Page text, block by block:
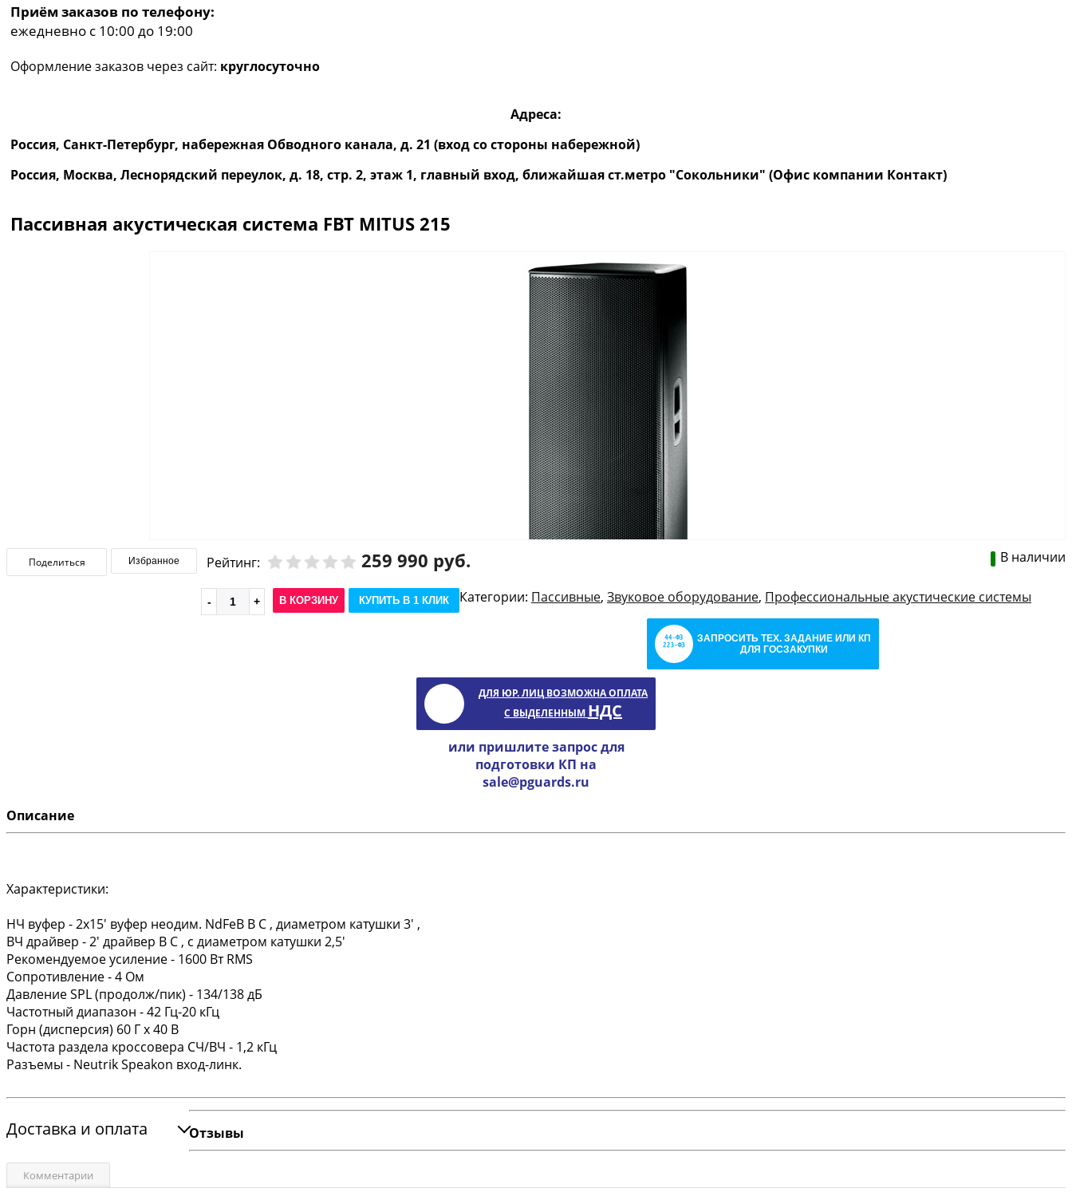
Приём заказов по телефону:
ежедневно с 10:00 до 19:00
Оформление заказов через сайт: круглосуточно
Адреса:
Россия, Санкт-Петербург, набережная Обводного канала, д. 21 (вход со стороны набережной)
Россия, Москва, Леснорядский переулок, д. 18, стр. 2, этаж 1, главный вход, ближайшая ст.метро "Сокольники" (Офис компании Контакт)
Пассивная акустическая система FBT MITUS 215
Поделиться Избранное Рейтинг: В наличии
259 990 руб.
В КОРЗИНУ КУПИТЬ В 1 КЛИК Категории: Пассивные, Звуковое оборудование, Профессиональные акустические системы
ЗАПРОСИТЬ ТЕХ. ЗАДАНИЕ ИЛИ КП
ДЛЯ ГОСЗАКУПКИ
ДЛЯ ЮР. ЛИЦ ВОЗМОЖНА ОПЛАТА
С ВЫДЕЛЕННЫМ НДС
или пришлите запрос для
подготовки КП на
sale@pguards.ru
Описание
Характеристики:
НЧ вуфер - 2х15' вуфер неодим. NdFeB B C , диаметром катушки 3' ,
ВЧ драйвер - 2' драйвер B C , с диаметром катушки 2,5'
Рекомендуемое усиление - 1600 Вт RMS
Сопротивление - 4 Ом
Давление SPL (продолж/пик) - 134/138 дБ
Частотный диапазон - 42 Гц-20 кГц
Горн (дисперсия) 60 Г х 40 В
Частота раздела кроссовера СЧ/ВЧ - 1,2 кГц
Разъемы - Neutrik Speakon вход-линк.
Доставка и оплата Отзывы
Комментарии